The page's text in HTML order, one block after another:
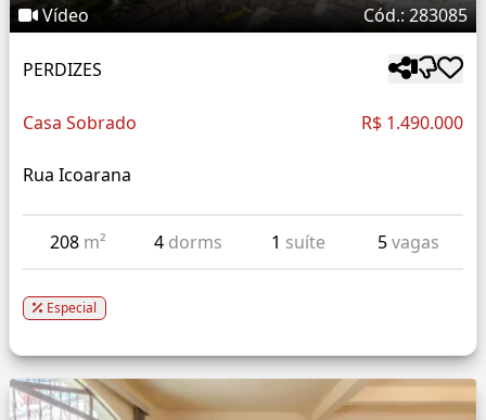
Vídeo Cód.: 283085
PERDIZES
Casa Sobrado R$ 1.490.000
Rua Icoarana
208 m² 4 dorms 1 suíte 5vagas
Especial